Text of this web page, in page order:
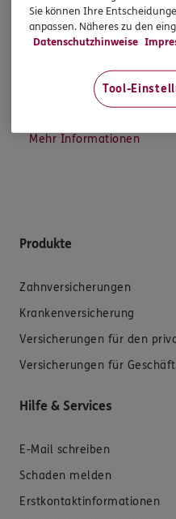
Ich bin verpflichtet,
Person zu geben.
sowie auch gesetzliche
dazu an. Ich biete
ferner sonstige
Mehr Informationen
Produkte
Zahnversicherungen
Krankenversicherung
Versicherungen für den
Versicherungen für
Hilfe & Services
E-Mail schreiben
Schaden melden
Erstkontaktinformationen
Sie können Ihre
anpassen. Näheres zu den
Datenschutzhinweise
Tool-